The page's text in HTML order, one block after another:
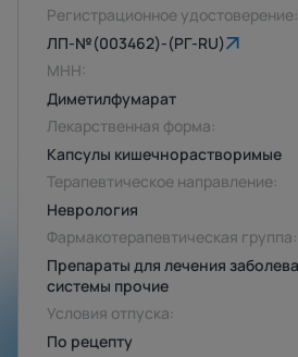
Регистрационное удостоверение:
ЛП-№(003462)-(РГ-RU)
МНН:
Диметилфумарат
Лекарственная форма:
Капсулы кишечнорастворимые
Терапевтическое направление:
Неврология
Фармакотерапевтическая группа:
Препараты для лечения
системы прочие
Условия отпуска:
По рецепту